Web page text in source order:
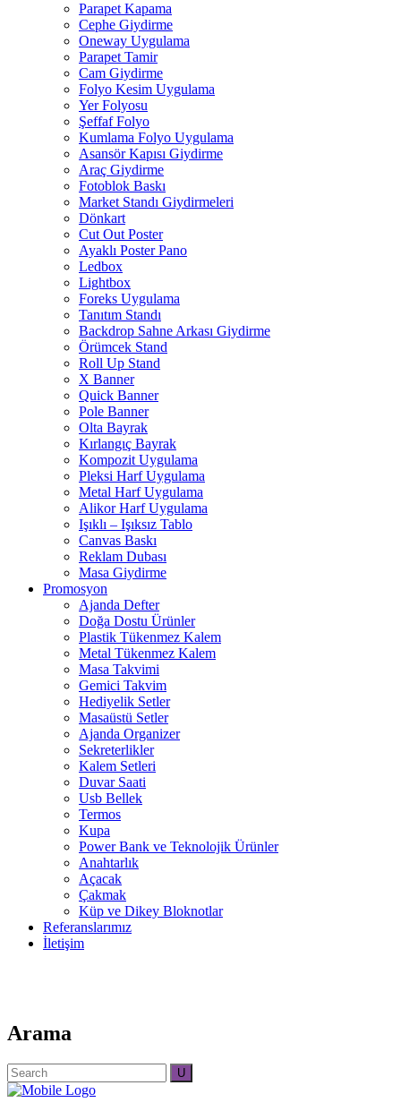
Parapet Kapama
Cephe Giydirme
Oneway Uygulama
Parapet Tamir
Cam Giydirme
Folyo Kesim Uygulama
Yer Folyosu
Şeffaf Folyo
Kumlama Folyo Uygulama
Asansör Kapısı Giydirme
Araç Giydirme
Fotoblok Baskı
Market Standı Giydirmeleri
Dönkart
Cut Out Poster
Ayaklı Poster Pano
Ledbox
Lightbox
Foreks Uygulama
Tanıtım Standı
Backdrop Sahne Arkası Giydirme
Örümcek Stand
Roll Up Stand
X Banner
Quick Banner
Pole Banner
Olta Bayrak
Kırlangıç Bayrak
Kompozit Uygulama
Pleksi Harf Uygulama
Metal Harf Uygulama
Alikor Harf Uygulama
Işıklı – Işıksız Tablo
Canvas Baskı
Reklam Dubası
Masa Giydirme
Promosyon
Ajanda Defter
Doğa Dostu Ürünler
Plastik Tükenmez Kalem
Metal Tükenmez Kalem
Masa Takvimi
Gemici Takvim
Hediyelik Setler
Masaüstü Setler
Ajanda Organizer
Sekreterlikler
Kalem Setleri
Duvar Saati
Usb Bellek
Termos
Kupa
Power Bank ve Teknolojik Ürünler
Anahtarlık
Açacak
Çakmak
Küp ve Dikey Bloknotlar
Referanslarımız
İletişim
Arama
Search
for: